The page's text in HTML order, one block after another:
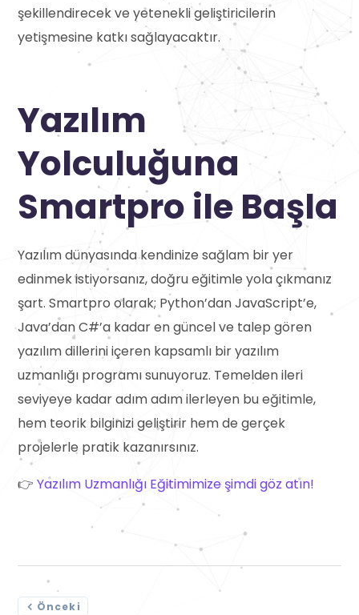
şekillendirecek ve yetenekli geliştiricilerin
yetişmesine katkı sağlayacaktır.
Yazılım
Yolculuğuna
Smartpro ile Başla
Yazılım dünyasında kendinize sağlam bir yer
edinmek istiyorsanız, doğru eğitimle yola çıkmanız
şart. Smartpro olarak; Python’dan JavaScript’e,
Java’dan C#’a kadar en güncel ve talep gören
yazılım dillerini içeren kapsamlı bir yazılım
uzmanlığı programı sunuyoruz. Temelden ileri
seviyeye kadar adım adım ilerleyen bu eğitimle,
hem teorik bilginizi geliştirir hem de gerçek
projelerle pratik kazanırsınız.
👉Yazılım Uzmanlığı Eğitimimize şimdi göz atın!
Önceki